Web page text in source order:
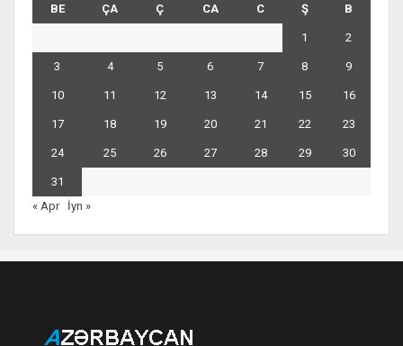
BE ÇA Ç CA C Ş B
1 2
3 4 5 6 7 8 9
10 11 12 13 14 15 16
17 18 19 20 21 22 23
24 25 26 27 28 29 30
31
« Apr
İyn »